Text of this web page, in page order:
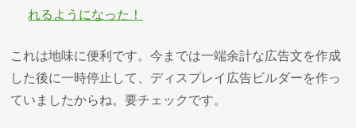
れるようになった！
これは地味に便利です。今までは一端余計な広告文を作成
した後に一時停止して、ディスプレイ広告ビルダーを作っ
ていましたからね。要チェックです。